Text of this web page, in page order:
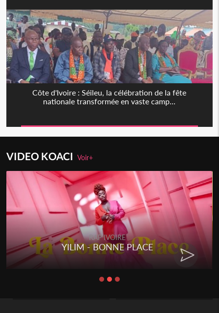
Côte d'Ivoire : Séileu, la célébration de la fête
nationale transformée en vaste camp...
VIDEO KOACIVoir+
RAP IVOIRE
YILIM - BONNE PLACE